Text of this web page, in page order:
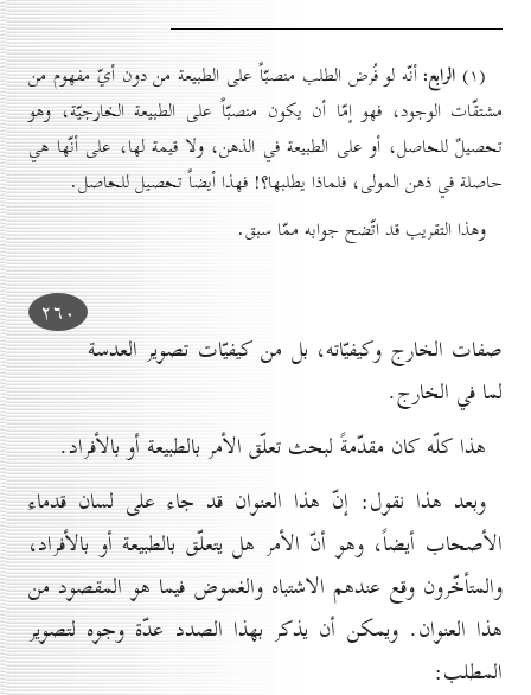
(۱) الرابع: أنّه لو فُرض الطلب منصبّاً على الطبيعة من دون أيّ مفهوم من
مشتقّات الوجود، فهو إمّا أن يكون منصبّاً على الطبيعة الخارجيّة، وهو
تحصيلٌ للحاصل، أو على الطبيعة في الذهن، ولا قيمة لها، على أنّها هي
حاصلة في ذهن المولى، فلماذا يطلبها؟! فهذا أيضاً تحصيل للحاصل.
وهذا التقريب قد اتّضح جوابه ممّا سبق.
۲٦٠
صفات الخارج وكيفيّاته، بل من كيفيّات تصوير العدسة
لما في الخارج.
هذا كلّه كان مقدّمةً لبحث تعلّق الأمر بالطبيعة أو بالأفراد.
وبعد هذا نقول: إنّ هذا العنوان قد جاء على لسان قدماء
الأصحاب أيضاً، وهو أنّ الأمر هل يتعلّق بالطبيعة أو بالأفراد،
والمتأخّرون وقع عندهم الاشتباه والغموض فيما هو المقصود من
هذا العنوان. ويمكن أن يذكر بهذا الصدد عدّة وجوه لتصوير
المطلب: